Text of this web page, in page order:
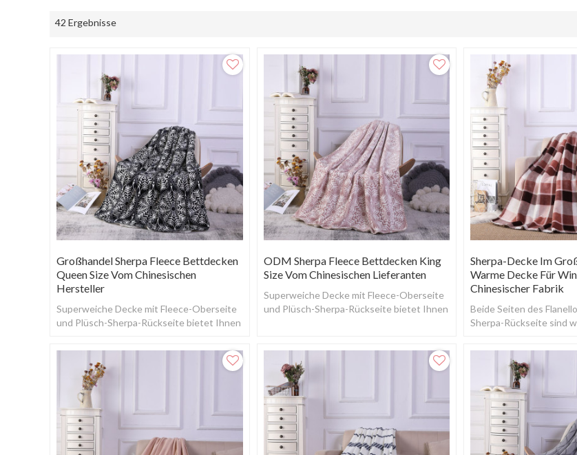
42 Ergebnisse
Großhandel Sherpa Fleece Bettdecken
Queen Size Vom Chinesischen
Hersteller
Superweiche Decke mit Fleece-Oberseite
und Plüsch-Sherpa-Rückseite bietet Ihnen
ODM Sherpa Fleece Bettdecken King
Size Vom Chinesischen Lieferanten
Superweiche Decke mit Fleece-Oberseite
und Plüsch-Sherpa-Rückseite bietet Ihnen
Sherpa-Decke Im
Warme Decke Für
Chinesischer Fabrik
Beide Seiten des
Sherpa-Rückseite sind
Bettdecke handel